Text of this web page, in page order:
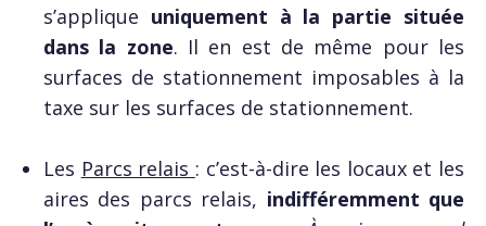
s’applique uniquement à la partie située
dans la zone. Il en est de même pour les
surfaces de stationnement imposables à la
taxe sur les surfaces de stationnement.
Les Parcs relais : c’est-à-dire les locaux et les
aires des parcs relais, indifféremment que